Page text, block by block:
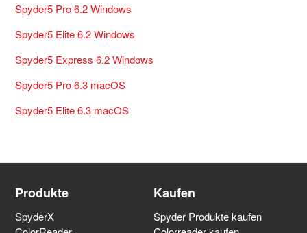
Spyder5 Pro 6.2 Windows
Spyder5 Elite 6.2 Windows
Spyder5 Express 6.2 Windows
Spyder5 Pro 6.3 macOS
Spyder5 Elite 6.3 macOS
Produkte
SpyderX
Kaufen
Spyder Produkte kaufen